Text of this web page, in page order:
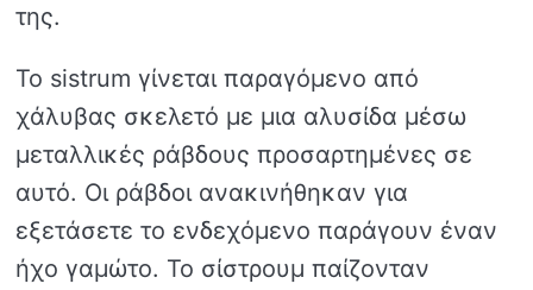
της.
Το sistrum γίνεται παραγόμενο από
χάλυβας σκελετό με μια αλυσίδα μέσω
μεταλλικές ράβδους προσαρτημένες σε
αυτό. Οι ράβδοι ανακινήθηκαν για
εξετάσετε το ενδεχόμενο παράγουν έναν
ήχο γαμώτο. Το σίστρουμ παίζονταν